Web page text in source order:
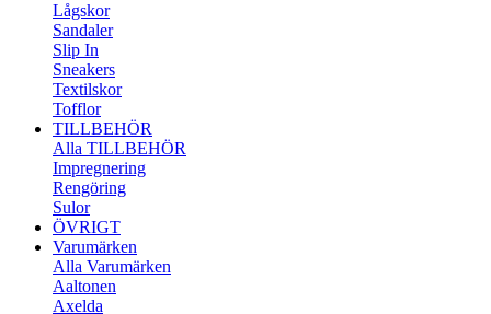
Lågskor
Sandaler
Slip In
Sneakers
Textilskor
Tofflor
TILLBEHÖR
Alla TILLBEHÖR
Impregnering
Rengöring
Sulor
ÖVRIGT
Varumärken
Alla Varumärken
Aaltonen
Axelda